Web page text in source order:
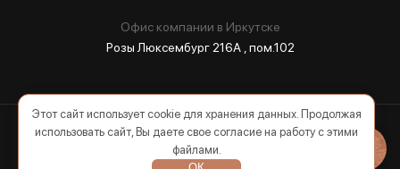
Офис компании в Иркутске
Розы Люксембург 216А , пом.102
2026 © Все права защищены
Этот сайт использует cookie для хранения данных. Продолжая
использовать сайт, Вы даете свое согласие на работу с этими
файлами.